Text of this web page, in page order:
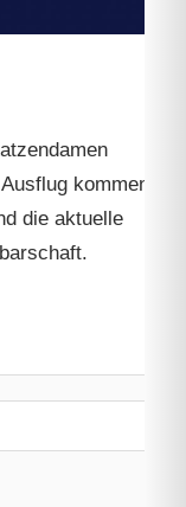
kommen
die aktuelle